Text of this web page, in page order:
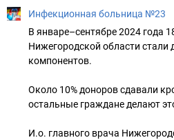
Инфекционная больница №23
В январе–сентябре 2024 года
Нижегородской области стали
компонентов.
Около 10% доноров сдавали
остальные граждане делают
И.о. главного врача